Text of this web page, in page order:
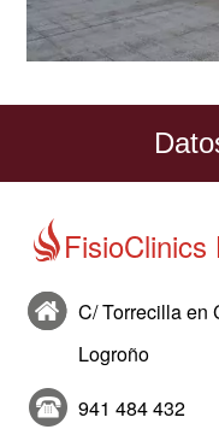
FisioClinics
C/ Torrecilla en
Logroño
941 484 432